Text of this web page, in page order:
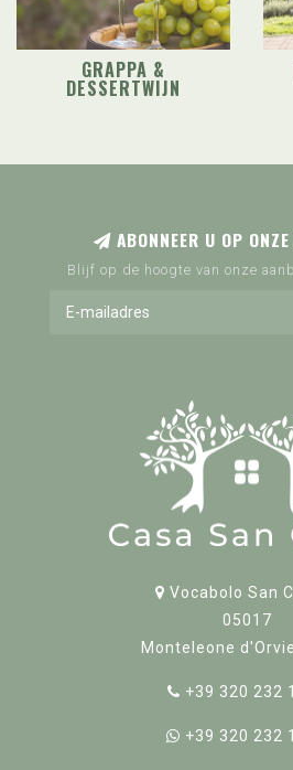
GRAPPA &
DESSERTWIJN
ABONNEER U OP
Blijf op de hoogte van onze
Vocabolo San
05017
Monteleone
+39 320 232
+39 320 232